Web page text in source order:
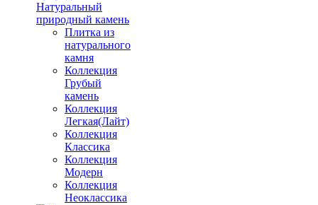
Натуральный
природный камень
Плитка из
натурального
камня
Коллекция
Грубый
камень
Коллекция
Легкая(Лайт)
Коллекция
Классика
Коллекция
Модерн
Коллекция
Неоклассика